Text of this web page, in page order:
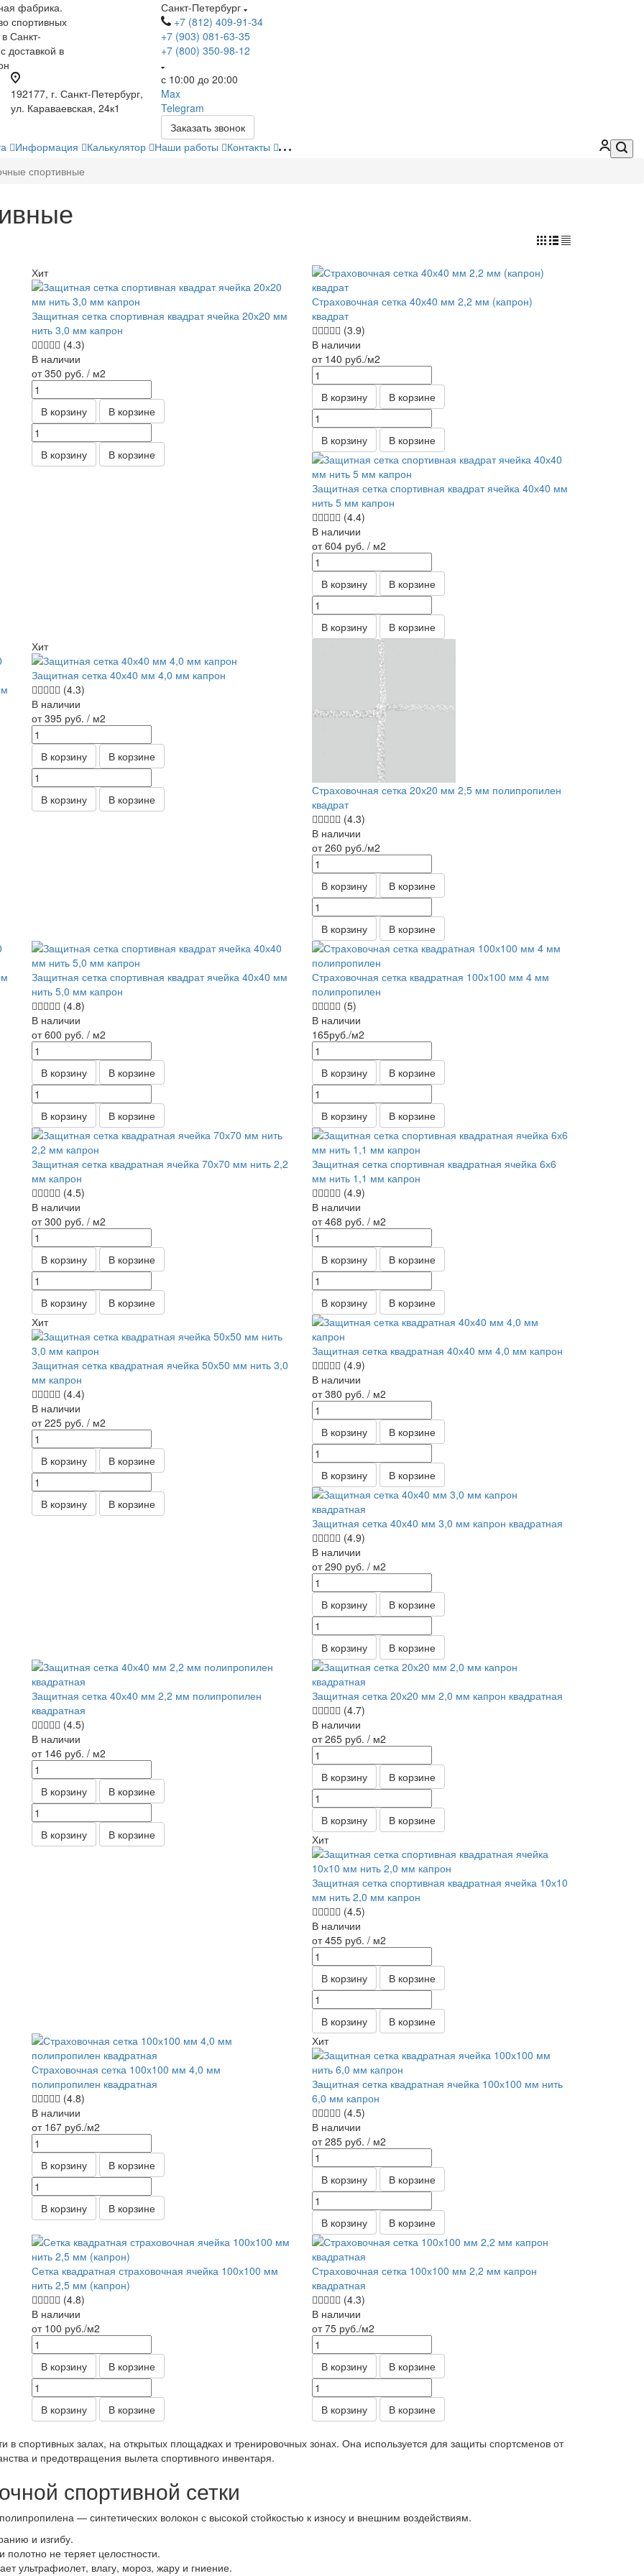
фабрика.
спортивных
Санкт-
доставкой в
Санкт-Петербург
+7 (812) 409-91-34
+7 (903) 081-63-35
+7 (800) 350-98-12
с 10:00 до 20:00
Max
Telegram
Заказать звонок
192177, г. Санкт-Петербург,
ул. Караваевская, 24к1
Информация Калькулятор Наши работы
Контакты
спортивные
Хит
Защитная сетка спортивная квадрат ячейка 20х20 мм
нить 3,0 мм капрон
(4.3)
В наличии
от 350 руб. / м2
В корзину В корзине
В корзину В корзине
Страховочная сетка 40х40 мм 2,2 мм (капрон)
квадрат
(3.9)
В наличии
от 140 руб./м2
В корзину В корзине
В корзину В корзине
Защитная сетка спортивная квадрат ячейка 40х40 мм
нить 5 мм капрон
(4.4)
В наличии
от 604 руб. / м2
В корзину В корзине
В корзину
В корзине
Хит
Защитная сетка 40х40 мм 4,0 мм капрон
(4.3)
В наличии
от 395 руб. / м2
В корзину В корзине
В корзину В корзине
Страховочная сетка 20х20 мм 2,5 мм полипропилен
квадрат
(4.3)
В наличии
от 260 руб./м2
В корзину В корзине
В корзину В корзине
Защитная сетка спортивная квадрат ячейка 40х40 мм
нить 5,0 мм капрон
(4.8)
В наличии
от 600 руб. / м2
В корзину В корзине
В корзину В корзине
Страховочная сетка квадратная 100х100 мм 4 мм
полипропилен
(5)
В наличии
165руб./м2
В корзину В корзине
В корзину
В корзине
Защитная сетка квадратная ячейка 70х70 мм нить 2,2
мм капрон
(4.5)
В наличии
от 300 руб. / м2
В корзину В корзине
В корзину В корзине
Защитная сетка спортивная квадратная ячейка 6х6
мм нить 1,1 мм капрон
(4.9)
В наличии
от 468 руб. / м2
В корзину В корзине
В корзину
В корзине
Хит
Защитная сетка квадратная ячейка 50х50 мм нить 3,0
мм капрон
(4.4)
В наличии
от 225 руб. / м2
В корзину В корзине
В корзину В корзине
Защитная сетка квадратная 40х40 мм 4,0 мм капрон
(4.9)
В наличии
от 380 руб. / м2
В корзину В корзине
В корзину В корзине
Защитная сетка 40х40 мм 3,0 мм капрон квадратная
(4.9)
В наличии
от 290 руб. / м2
В корзину В корзине
В корзину
В корзине
Защитная сетка 40х40 мм 2,2 мм полипропилен
квадратная
(4.5)
В наличии
от 146 руб. / м2
В корзину В корзине
В корзину В корзине
Защитная сетка 20х20 мм 2,0 мм капрон квадратная
(4.7)
В наличии
от 265 руб. / м2
В корзину В корзине
В корзину
В корзине
Хит
Защитная сетка спортивная квадратная ячейка 10х10
мм нить 2,0 мм капрон
(4.5)
В наличии
от 455 руб. / м2
В корзину В корзине
В корзину
В корзине
Страховочная сетка 100х100 мм 4,0 мм
полипропилен квадратная
(4.8)
В наличии
от 167 руб./м2
В корзину В корзине
В корзину В корзине
Хит
Защитная сетка квадратная ячейка 100х100 мм нить
6,0 мм капрон
(4.5)
В наличии
от 285 руб. / м2
В корзину В корзине
В корзину В корзине
Сетка квадратная страховочная ячейка 100х100 мм
нить 2,5 мм (капрон)
(4.8)
В наличии
от 100 руб./м2
В корзину В корзине
В корзину В корзине
Страховочная сетка 100х100 мм 2,2 мм капрон
квадратная
(4.3)
В наличии
от 75 руб./м2
В корзину В корзине
В корзину В корзине
в спортивных залах, на открытых площадках и тренировочных зонах. Она используется для защиты спортсменов от
и предотвращения вылета спортивного инвентаря.
спортивной сетки
— синтетических волокон с высокой стойкостью к износу и внешним воздействиям.
и изгибу.
не теряет целостности.
ультрафиолет, влагу, мороз, жару и гниение.